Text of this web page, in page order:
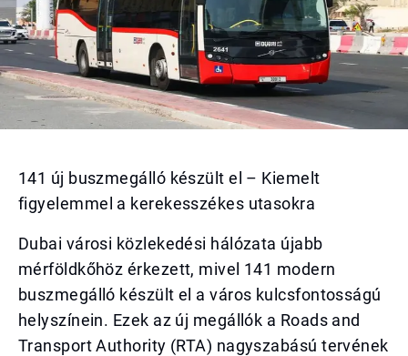
141 új buszmegálló készült el – Kiemelt
figyelemmel a kerekesszékes utasokra
Dubai városi közlekedési hálózata újabb
mérföldkőhöz érkezett, mivel 141 modern
buszmegálló készült el a város kulcsfontosságú
helyszínein. Ezek az új megállók a Roads and
Transport Authority (RTA) nagyszabású tervének